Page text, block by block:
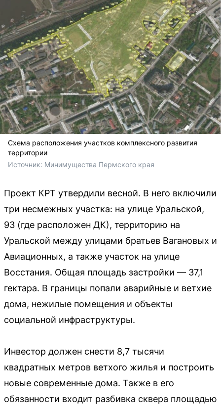
Схема расположения участков комплексного развития
территории
Источник: Минимущества Пермского края
Проект КРТ утвердили весной. В него включили
три несмежных участка: на улице Уральской,
93 (где расположен ДК), территорию на
Уральской между улицами братьев Вагановых и
Авиационных, а также участок на улице
Восстания. Общая площадь застройки — 37,1
гектара. В границы попали аварийные и ветхие
дома, нежилые помещения и объекты
социальной инфраструктуры.
Инвестор должен снести 8,7 тысячи
квадратных метров ветхого жилья и построить
новые современные дома. Также в его
обязанности входит разбивка сквера площадью